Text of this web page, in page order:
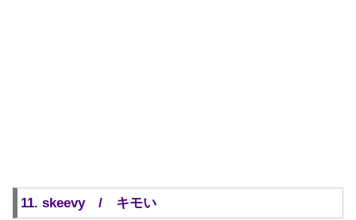
11. skeevy / キモい